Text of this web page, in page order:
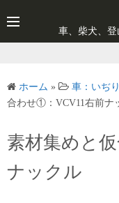
ン
テ
へ
キ
ッ
プ
車、柴犬、
ホーム » 車：いぢり
合わせ①：VCV11右前ナ
素材集めと
ナックル